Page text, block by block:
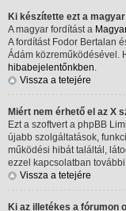
Ki készítette ezt a
A magyar fordítást a
A fordítást Fodor Bertalan
Ádám közreműködésével.
hibabejelentőnkben.
Vissza a tetejére
Miért nem érhető el az X
Ezt a szoftvert a phpBB
újabb szolgáltatások,
működési hibát találtál,
ezzel kapcsolatban
Vissza a tetejére
Ki az illetékes a fórumon